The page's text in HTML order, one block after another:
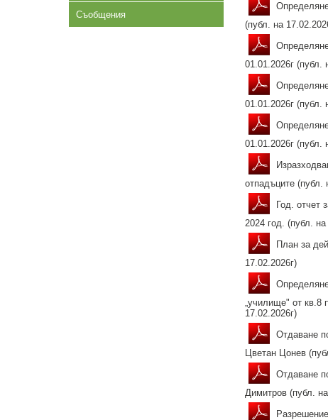
Съобщения
(публ. на
01.01.2026г (публ.
01.01.2026г (публ.
01.01.2026г (публ.
отпадъците (публ.
Год. отчет
2024 год. (публ.
План за
17.02.2026г)
„училище" от кв.8
17.02.2026г)
Отдаване
Цветан Цонев
Отдаване
Димитров (публ.